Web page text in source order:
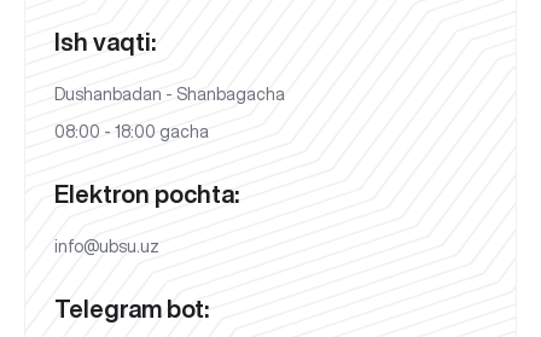
Ish vaqti:
Dushanbadan - Shanbagacha
08:00 - 18:00 gacha
Elektron pochta:
info@ubsu.uz
Telegram bot: